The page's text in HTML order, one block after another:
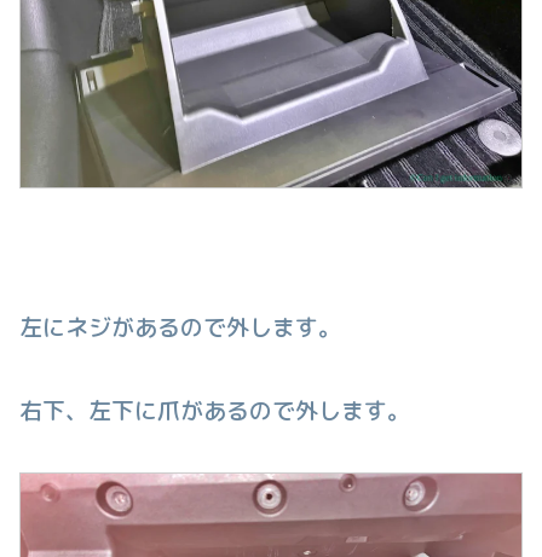
左にネジがあるので外します。
右下、左下に爪があるので外します。